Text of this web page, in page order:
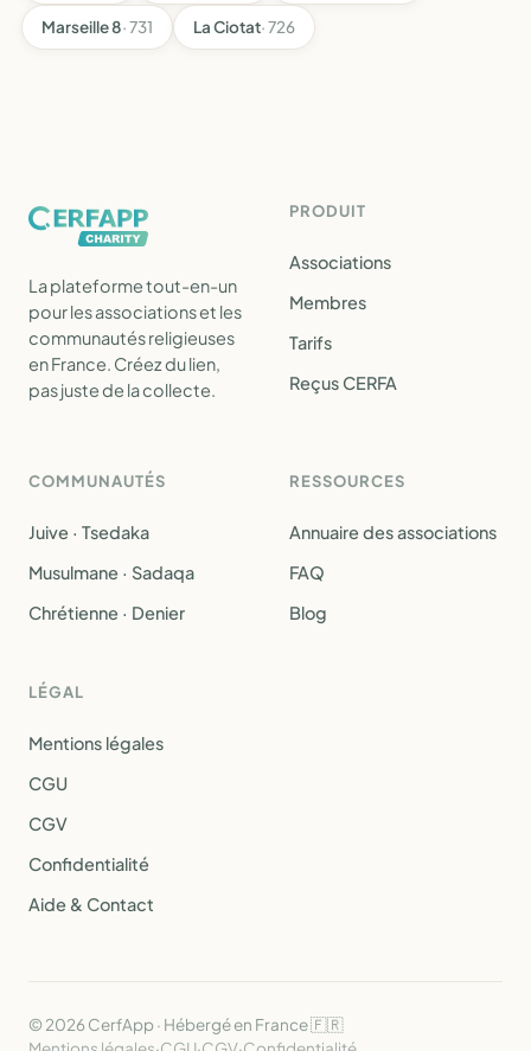
Marseille 8· 731 La Ciotat· 726
La plateforme tout-en-un
pour les associations et les
communautés religieuses
en France. Créez du lien,
pas juste de la collecte.
PRODUIT
Associations
Membres
Tarifs
Reçus CERFA
COMMUNAUTÉS
Juive · Tsedaka
Musulmane · Sadaqa
Chrétienne · Denier
RESSOURCES
Annuaire des associations
FAQ
Blog
LÉGAL
Mentions légales
CGU
CGV
Confidentialité
Aide & Contact
© 2026 CerfApp · Hébergé en France 🇫🇷